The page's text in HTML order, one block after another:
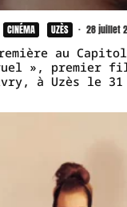
CINÉMA UZÈS · 28 juillet
au
», premier
à Uzès le